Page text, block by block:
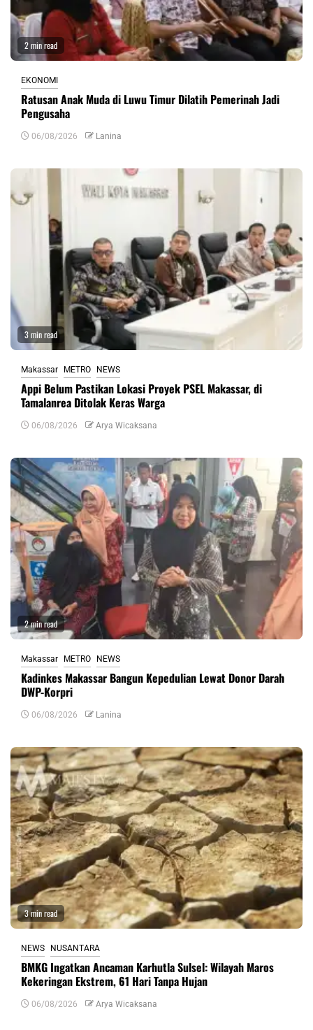
2 min read
EKONOMI
Ratusan Anak Muda di Luwu Timur Dilatih Pemerinah Jadi
Pengusaha
06/08/2026 Lanina
3 min read
Makassar METRO NEWS
Appi Belum Pastikan Lokasi Proyek PSEL Makassar, di
Tamalanrea Ditolak Keras Warga
06/08/2026 Arya Wicaksana
2 min read
Makassar METRO NEWS
Kadinkes Makassar Bangun Kepedulian Lewat Donor Darah
DWP-Korpri
06/08/2026 Lanina
3 min read
NEWS NUSANTARA
BMKG Ingatkan Ancaman Karhutla Sulsel: Wilayah Maros
Kekeringan Ekstrem, 61 Hari Tanpa Hujan
06/08/2026 Arya Wicaksana